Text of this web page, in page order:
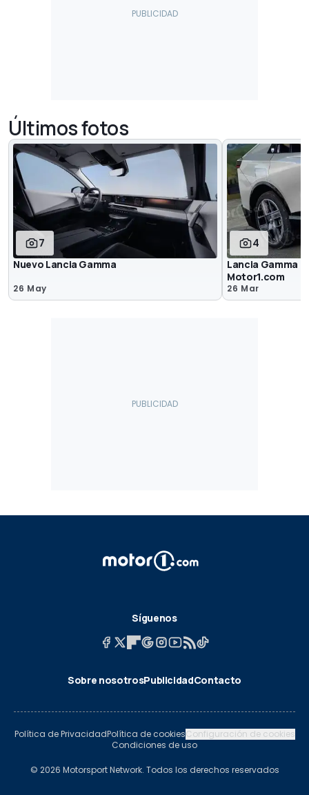
Últimos fotos
7
Nuevo Lancia Gamma
26 May
4
Lancia Gamma
Motor1.com
26 Mar
Síguenos
Sobre nosotrosPublicidadContacto
Política de PrivacidadPolítica de cookiesConfiguración de cookies
Condiciones de uso
© 2026 Motorsport Network. Todos los derechos reservados